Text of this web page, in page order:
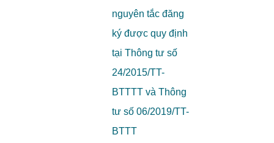
nguyên tắc đăng
ký được quy định
tại Thông tư số
24/2015/TT-
BTTTT và Thông
tư số 06/2019/TT-
BTTT